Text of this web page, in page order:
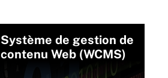
Système de gestion de
contenu Web (WCMS)